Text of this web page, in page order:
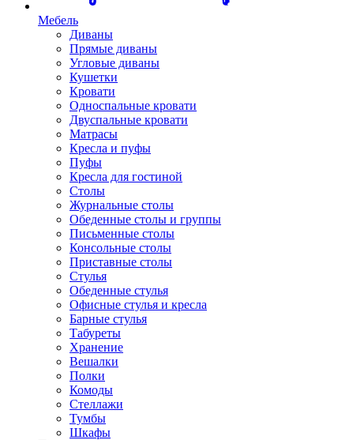
Мебель
Диваны
Прямые диваны
Угловые диваны
Кушетки
Кровати
Односпальные кровати
Двуспальные кровати
Матрасы
Кресла и пуфы
Пуфы
Кресла для гостиной
Столы
Журнальные столы
Обеденные столы и группы
Письменные столы
Консольные столы
Приставные столы
Стулья
Обеденные стулья
Офисные стулья и кресла
Барные стулья
Табуреты
Хранение
Вешалки
Полки
Комоды
Стеллажи
Тумбы
Шкафы